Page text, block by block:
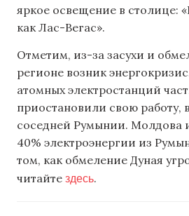
яркое освещение в столице:
как Лас-Вегас».
Отметим, из-за засухи и
регионе возник
атомных электростанций
приостановили свою работу,
соседней Румынии. Молдова
40% электроэнергии из
том, как обмеление Дуная
читайте здесь.